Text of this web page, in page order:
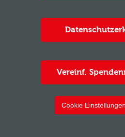
Vereinf.
Cookie